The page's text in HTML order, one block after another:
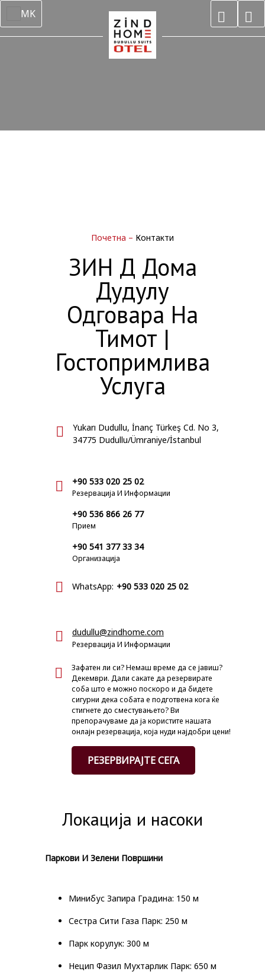
MK
Почетна – Контакти
ЗИН Д Дома
Дудулу
Одговара На
Тимот |
Гостопримлива
Услуга
Yukarı Dudullu, İnanç Türkeş Cd. No 3,
34775 Dudullu/Ümraniye/İstanbul
+90 533 020 25 02
Резервација И Информации
+90 536 866 26 77
Прием
+90 541 377 33 34
Организација
WhatsApp: +90 533 020 25 02
dudullu@zindhome.com
Резервација И Информации
Зафатен ли си? Немаш време да се јавиш?
Декември. Дали сакате да резервирате
соба што е можно поскоро и да бидете
сигурни дека собата е подготвена кога ќе
стигнете до сместувањето? Ви
препорачуваме да ја користите нашата
онлајн резервација, која нуди најдобри цени!
РЕЗЕРВИРАЈТЕ СЕГА
Локација и насоки
Паркови И Зелени Површини
Минибус Запира Градина: 150 м
Сестра Сити Газа Парк: 250 м
Парк корулук: 300 м
Нецип Фазил Мухтарлик Парк: 650 м